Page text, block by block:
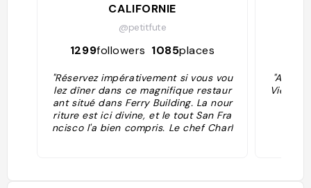
CALIFORNIE
@petitfute
1299followers 1085places
"Réservez impérativement si vous vou
lez dîner dans ce magnifique restaur
ant situé dans Ferry Building. La nour
riture est ici divine, et le tout San Fra
ncisco l'a bien compris. Le chef Charl
"A